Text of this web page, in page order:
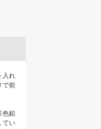
入れ
で前
色鉛
てい